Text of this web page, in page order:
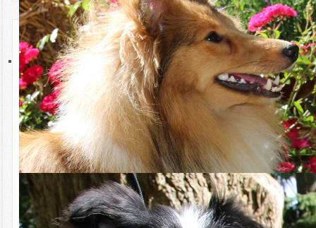
08.10.2024 Pressemitteilung zum
Welthundetag am 10.10.2024